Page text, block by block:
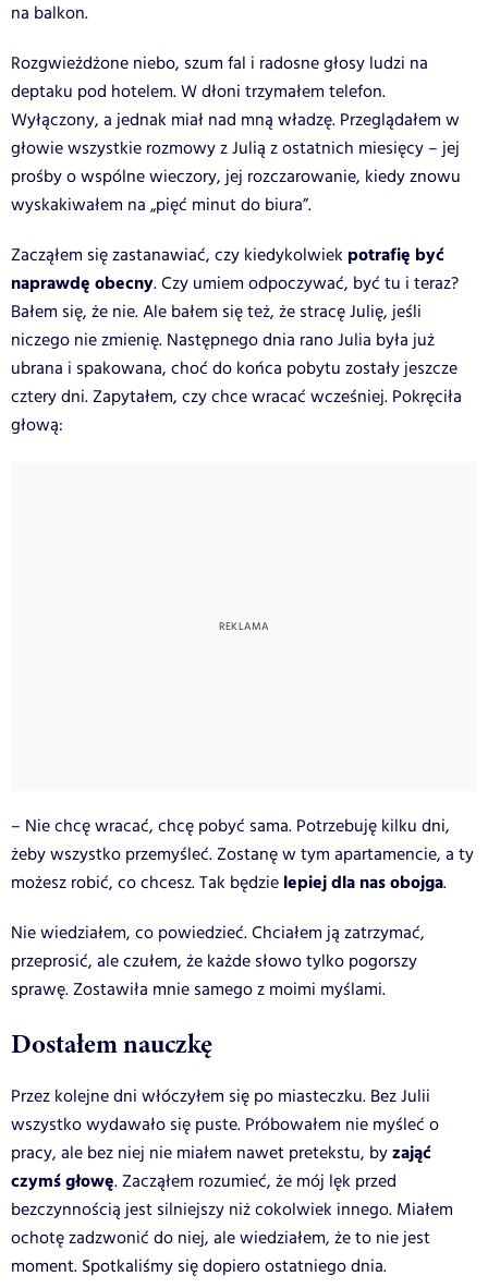
na balkon.
Rozgwieżdżone niebo, szum fal i radosne głosy ludzi na
deptaku pod hotelem. W dłoni trzymałem telefon.
Wyłączony, a jednak miał nad mną władzę. Przeglądałem w
głowie wszystkie rozmowy z Julią z ostatnich miesięcy – jej
prośby o wspólne wieczory, jej rozczarowanie, kiedy znowu
wyskakiwałem na „pięć minut do biura”.
Zacząłem się zastanawiać, czy kiedykolwiek potrafię być
naprawdę obecny. Czy umiem odpoczywać, być tu i teraz?
Bałem się, że nie. Ale bałem się też, że stracę Julię, jeśli
niczego nie zmienię. Następnego dnia rano Julia była już
ubrana i spakowana, choć do końca pobytu zostały jeszcze
cztery dni. Zapytałem, czy chce wracać wcześniej. Pokręciła
głową:
– Nie chcę wracać, chcę pobyć sama. Potrzebuję kilku dni,
żeby wszystko przemyśleć. Zostanę w tym apartamencie, a ty
możesz robić, co chcesz. Tak będzie lepiej dla nas obojga.
Nie wiedziałem, co powiedzieć. Chciałem ją zatrzymać,
przeprosić, ale czułem, że każde słowo tylko pogorszy
sprawę. Zostawiła mnie samego z moimi myślami.
Dostałem nauczkę
Przez kolejne dni włóczyłem się po miasteczku. Bez Julii
wszystko wydawało się puste. Próbowałem nie myśleć o
pracy, ale bez niej nie miałem nawet pretekstu, byzająć
czymś głowę. Zacząłem rozumieć, że mój lęk przed
bezczynnością jest silniejszy niż cokolwiek innego. Miałem
ochotę zadzwonić do niej, ale wiedziałem, że to nie jest
moment. Spotkaliśmy się dopiero ostatniego dnia.